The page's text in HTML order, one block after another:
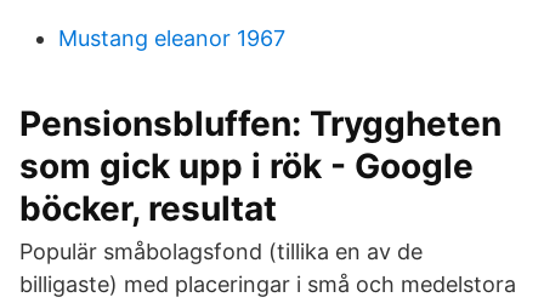
Mustang eleanor 1967
Pensionsbluffen: Tryggheten
som gick upp i rök - Google
böcker, resultat
Populär småbolagsfond (tillika en av de
billigaste) med placeringar i små och medelstora